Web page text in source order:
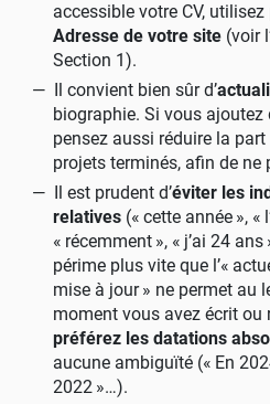
accessible votre CV,
Adresse de votre site (voir
Section 1).
Il convient bien sûr d’
biographie. Si vous ajoutez
pensez aussi réduire la
projets terminés, afin de ne
Il est prudent d’éviter les
relatives (« cette année », «
« récemment », « j’ai 24 ans
périme plus vite que l’«
mise à jour » ne permet au
moment vous avez écrit ou
préférez les datations
aucune ambiguïté (« En
2022 »…).